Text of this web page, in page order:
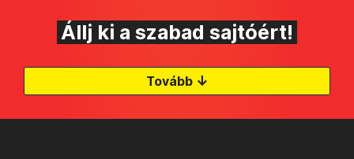
Állj ki a szabad sajtóért!
Tovább ↓